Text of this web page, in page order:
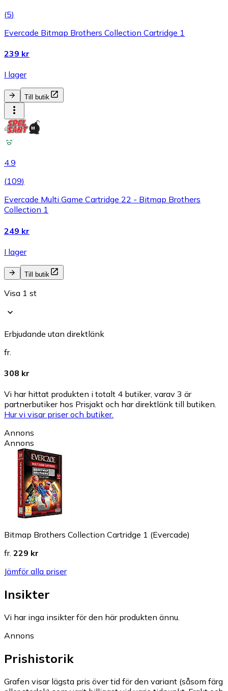
(5)
Evercade Bitmap Brothers Collection Cartridge 1
239 kr
I lager
Till butik
4.9
(109)
Evercade Multi Game Cartridge 22 - Bitmap Brothers
Collection 1
249 kr
I lager
Till butik
Visa 1 st
Erbjudande utan direktlänk
fr.
308 kr
Vi har hittat produkten i totalt 4 butiker, varav 3 är
partnerbutiker hos Prisjakt och har direktlänk till butiken.
Hur vi visar priser och butiker.
Annons
Annons
Bitmap Brothers Collection Cartridge 1 (Evercade)
fr. 229 kr
Jämför alla priser
Insikter
Vi har inga insikter för den här produkten ännu.
Annons
Prishistorik
Grafen visar lägsta pris över tid för den variant (såsom färg